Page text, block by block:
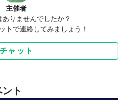
主催者
ありませんでしたか？
トで連絡してみましょう！
チャット
ト